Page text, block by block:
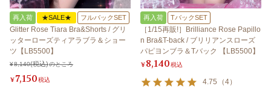
再入荷 ★SALE★ フルバックSET
Glitter Rose Tiara Bra&Shorts / グリ
ッターローズティアラブラ＆ショー
ツ【LB5500】
¥8,140 のところ
¥7,150税込
再入荷 TバックSET
［1/15再販!］Brilliance Rose Papillo
n Bra&T-back / ブリリアンスローズ
パピヨンブラ＆Tバック 【LB5500】
¥8,140税込
4.75 （4）